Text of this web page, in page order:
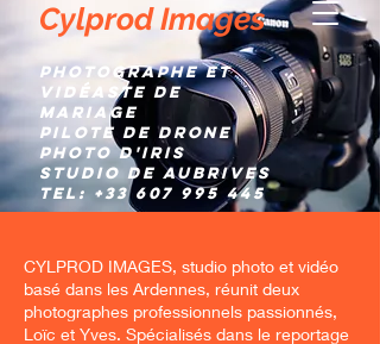
Cylprod Images
Photographe et
Vidéaste de
mariage
Pilote de Drone
Photo d'IRIS
Studio de AUBRIVES
TEL: +33 607 995 445
CYLPROD IMAGES, studio photo et vidéo
basé dans les Ardennes, réunit deux
photographes professionnels passionnés,
Loïc et Yves. Spécialisés dans le reportage